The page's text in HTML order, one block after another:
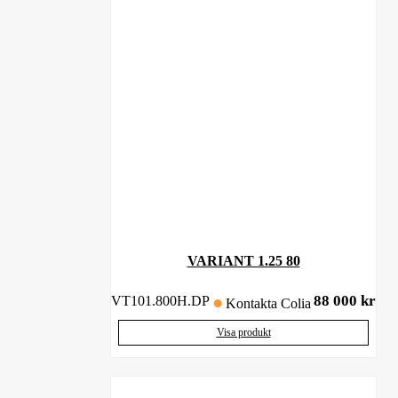
VARIANT 1.25 80
VT101.800H.DP Kontakta Colia 88 000 kr
Visa produkt